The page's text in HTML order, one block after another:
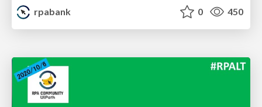
rpabank
0 450